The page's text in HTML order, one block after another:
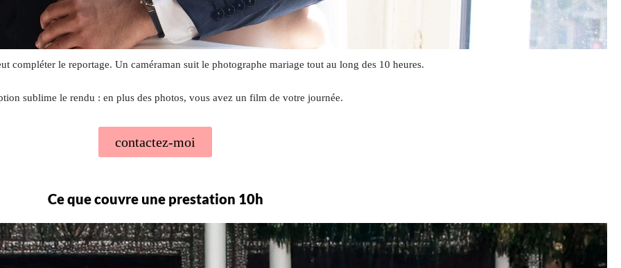
compléter le reportage. Un caméraman suit le photographe mariage tout au long des 10 heures.
sublime le rendu : en plus des photos, vous avez un film de votre journée.
contactez-moi
Ce que couvre une prestation 10h